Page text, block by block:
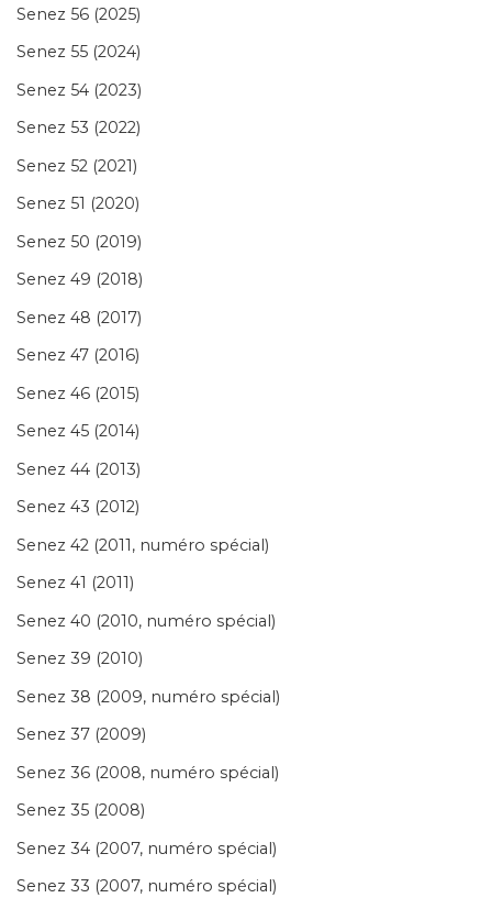
Senez 56 (2025)
Senez 55 (2024)
Senez 54 (2023)
Senez 53 (2022)
Senez 52 (2021)
Senez 51 (2020)
Senez 50 (2019)
Senez 49 (2018)
Senez 48 (2017)
Senez 47 (2016)
Senez 46 (2015)
Senez 45 (2014)
Senez 44 (2013)
Senez 43 (2012)
Senez 42 (2011, numéro spécial)
Senez 41 (2011)
Senez 40 (2010, numéro spécial)
Senez 39 (2010)
Senez 38 (2009, numéro spécial)
Senez 37 (2009)
Senez 36 (2008, numéro spécial)
Senez 35 (2008)
Senez 34 (2007, numéro spécial)
Senez 33 (2007, numéro spécial)